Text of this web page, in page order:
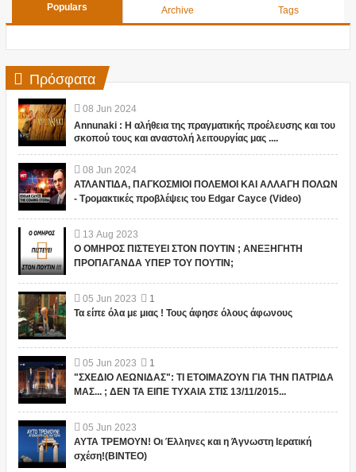
Populars Archive Tags
Πρόσφατα
08 Jun 2024
Annunaki : Η αλήθεια της πραγματικής προέλευσης και του
σκοπού τους και αναστολή λειτουργίας μας ....
08 Jun 2024
ΑΤΛΑΝΤΙΔΑ, ΠΑΓΚΟΣΜΙΟΙ ΠΟΛΕΜΟΙ ΚΑΙ ΑΛΛΑΓΗ ΠΟΛΩΝ
- Τρομακτικές προβλέψεις του Edgar Cayce (Video)
13 Aug 2023
Ο ΟΜΗΡΟΣ ΠΙΣΤΕΥΕΙ ΣΤΟΝ ΠΟΥΤΙΝ ; ΑΝΕΞΗΓΗΤΗ
ΠΡΟΠΑΓΑΝΔΑ ΥΠΕΡ ΤΟΥ ΠΟΥΤΙΝ;
05 Jun 2023
1
Τα είπε όλα με μιας ! Τους άφησε όλους άφωνους
05 Jun 2023
1
"ΣΧΕΔΙΟ ΛΕΩΝΙΔΑΣ": ΤΙ ΕΤΟΙΜΑΖΟΥΝ ΓΙΑ ΤΗΝ ΠΑΤΡΙΔΑ
ΜΑΣ... ; ΔΕΝ ΤΑ ΕΙΠΕ ΤΥΧΑΙΑ ΣΤΙΣ 13/11/2015...
05 Jun 2023
ΑΥΤΑ ΤΡΕΜΟΥΝ! Οι Έλληνες και η Άγνωστη Ιερατική
σχέση!(ΒΙΝΤΕΟ)